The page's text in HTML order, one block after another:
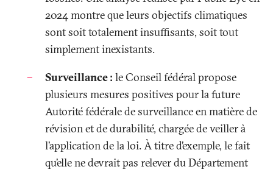
2024 montre que leurs objectifs climatiques
sont soit totalement insuffisants, soit tout
simplement inexistants.
Surveillance: le Conseil fédéral propose
plusieurs mesures positives pour la future
Autorité fédérale de surveillance en matière de
révision et de durabilité, chargée de veiller à
l’application de la loi. À titre d’exemple, le fait
qu’elle ne devrait pas relever du Département